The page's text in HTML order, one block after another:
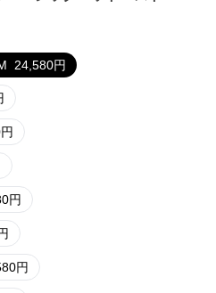
24,580円
円
円
円